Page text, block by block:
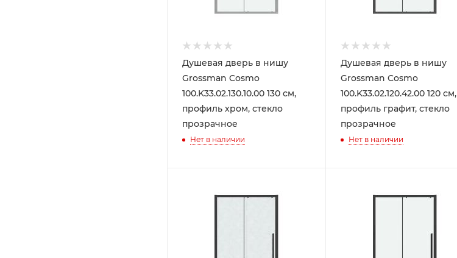
Душевая дверь в нишу
Grossman Cosmo
100.K33.02.130.10.00 130 см,
профиль хром, стекло
прозрачное
Нет в наличии
Душевая дверь в нишу
Grossman Cosmo
100.K33.02.120.42.00 120 см,
профиль графит, стекло
прозрачное
Нет в наличии